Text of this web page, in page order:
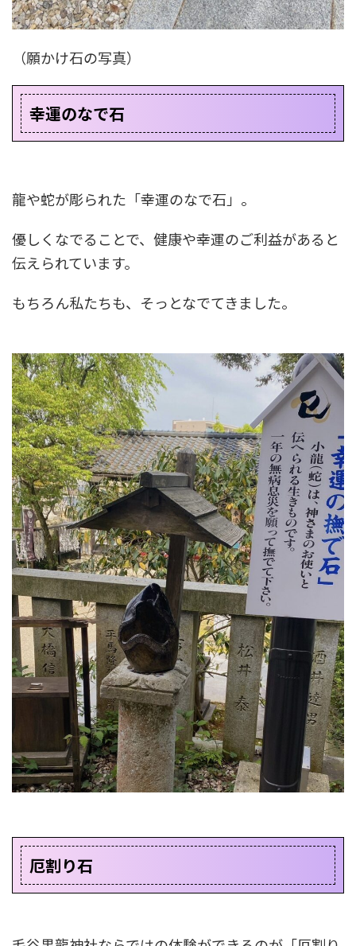
（願かけ石の写真）
幸運のなで石
龍や蛇が彫られた「幸運のなで石」。
優しくなでることで、健康や幸運のご利益があると
伝えられています。
もちろん私たちも、そっとなでてきました。
厄割り石